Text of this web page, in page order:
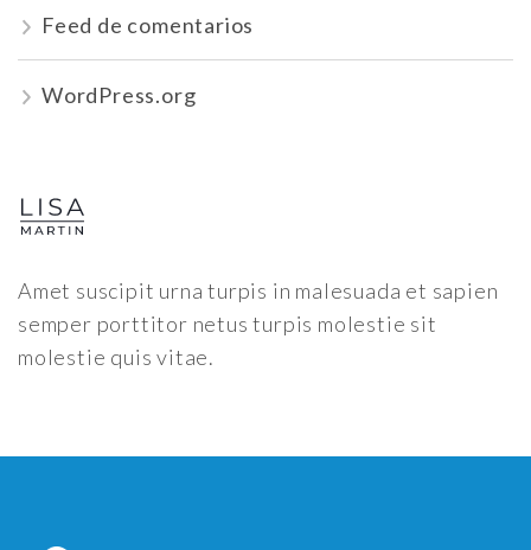
Feed de comentarios
WordPress.org
Amet suscipit urna turpis in malesuada et sapien
semper porttitor netus turpis molestie sit
molestie quis vitae.